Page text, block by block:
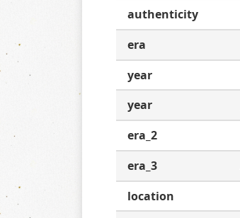
authenticity
era
year
year
era_2
era_3
location